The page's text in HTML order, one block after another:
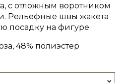
с отложным воротником
Рельефные швы жакета
посадку на фигуре.
48% полиэстер